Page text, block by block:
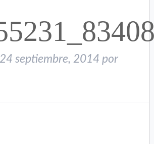
24 septiembre, 2014 por